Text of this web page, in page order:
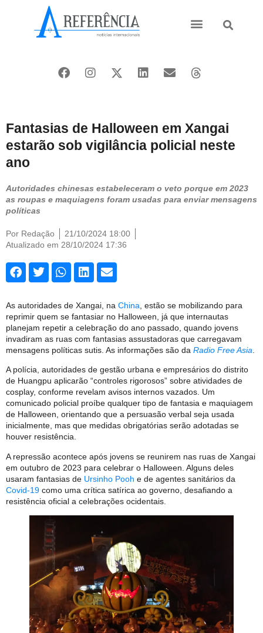
Fantasias de Halloween em Xangai
estarão sob vigilância policial neste
ano
Autoridades chinesas estabeleceram o veto porque em 2023
as roupas e maquiagens foram usadas para enviar mensagens
políticas
Por Redação
21/10/2024 18:00
Atualizado em 28/10/2024 17:36
As autoridades de Xangai, na China , estão se mobilizando para
reprimir quem se fantasiar no Halloween, já que internautas
planejam repetir a celebração do ano passado, quando jovens
invadiram as ruas com fantasias assustadoras que carregavam
mensagens políticas sutis. As informações são da Radio Free Asia
A polícia, autoridades de gestão urbana e empresários do distrito
de Huangpu aplicarão “controles rigorosos” sobre atividades de
cosplay, conforme revelam avisos internos vazados. Um
comunicado policial proíbe qualquer tipo de fantasia e maquiagem
de Halloween, orientando que a persuasão verbal seja usada
inicialmente, mas que medidas obrigatórias serão adotadas se
houver resistência.
A repressão acontece após jovens se reunirem nas ruas de Xangai
em outubro de 2023 para celebrar o Halloween. Alguns deles
usaram fantasias de Ursinho Pooh e de agentes sanitários da
Covid-19 como uma crítica satírica ao governo, desafiando a
resistência oficial a celebrações ocidentais.